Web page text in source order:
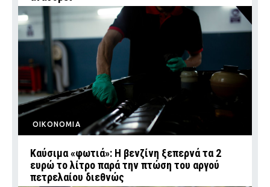
ΟΙΚΟΝΟΜΙΑ
Καύσιμα «φωτιά»: Η βενζίνη ξεπερνά τα 2
ευρώ το λίτρο παρά την πτώση του αργού
πετρελαίου διεθνώς